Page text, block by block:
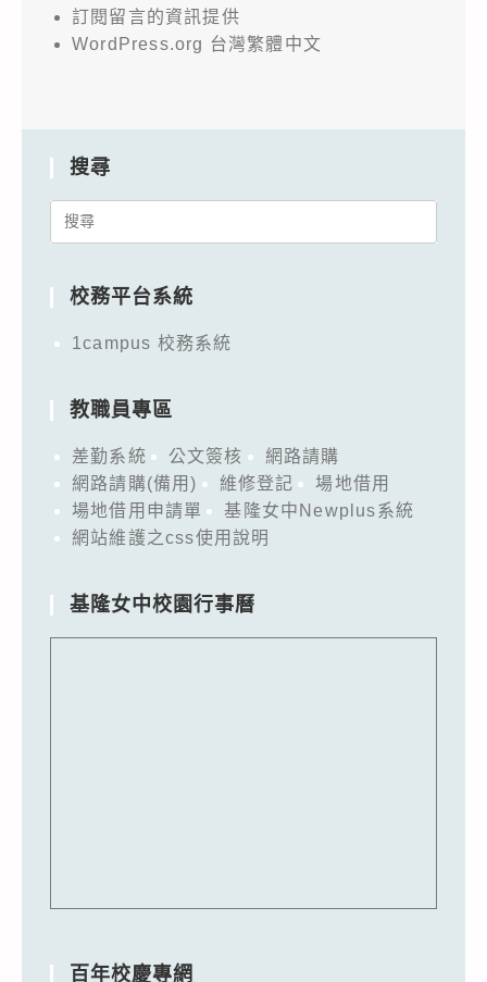
訂閱留言的資訊提供
WordPress.org 台灣繁體中文
搜尋
Search
校務平台系統
1campus 校務系統
教職員專區
差勤系統 公文簽核
網路請購
網路請購(備用)
維修登記
場地借用
場地借用申請單
基隆女中Newplus系統
網站維護之css使用說明
基隆女中校園行事曆
百年校慶專網